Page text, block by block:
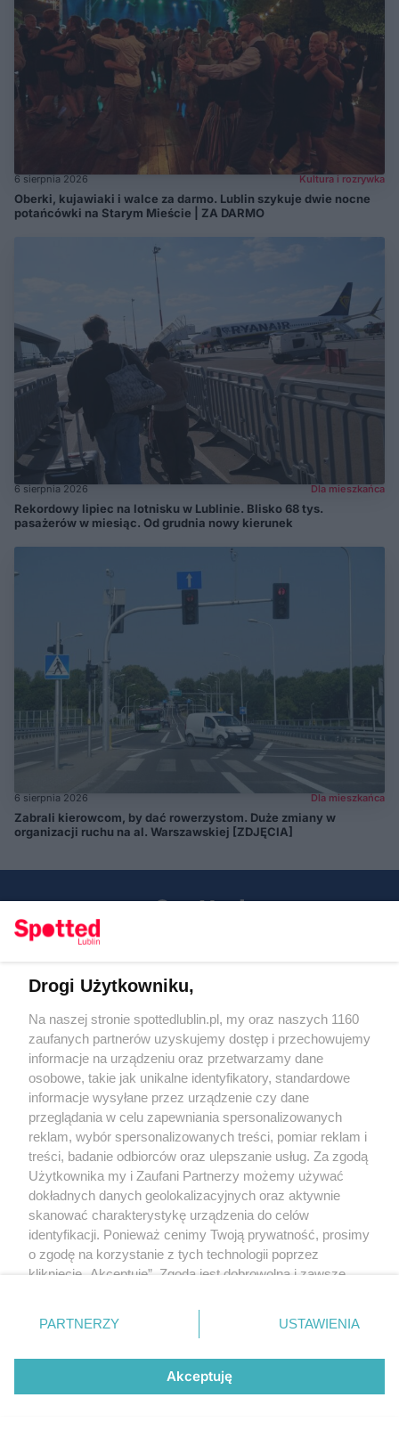
6 sierpnia 2026 Kultura i rozrywka
Oberki, kujawiaki i walce za darmo. Lublin szykuje dwie nocne
potańcówki na Starym Mieście | ZA DARMO
6 sierpnia 2026 Dla mieszkańca
Rekordowy lipiec na lotnisku w Lublinie. Blisko 68 tys.
pasażerów w miesiąc. Od grudnia nowy kierunek
6 sierpnia 2026 Dla mieszkańca
Zabrali kierowcom, by dać rowerzystom. Duże zmiany w
organizacji ruchu na al. Warszawskiej [ZDJĘCIA]
KATEGORIE
OGŁOSZENIA
WYDARZENIA
NA SKRÓTY
Regulamin
Polityka prywatności
RODO
Warunki korzystania z treści
Drogi Użytkowniku,
Na naszej stronie spottedlublin.pl, my oraz naszych 1160
zaufanych partnerów uzyskujemy dostęp i przechowujemy
informacje na urządzeniu oraz przetwarzamy dane
osobowe, takie jak unikalne identyfikatory, standardowe
informacje wysyłane przez urządzenie czy dane
przeglądania w celu zapewniania spersonalizowanych
reklam, wybór spersonalizowanych treści, pomiar reklam i
treści, badanie odbiorców oraz ulepszanie usług. Za zgodą
Użytkownika my i Zaufani Partnerzy możemy używać
dokładnych danych geolokalizacyjnych oraz aktywnie
skanować charakterystykę urządzenia do celów
identyfikacji. Ponieważ cenimy Twoją prywatność, prosimy
o zgodę na korzystanie z tych technologii poprzez
kliknięcie „Akceptuję”. Zgoda jest dobrowolna i zawsze
prywatności znajdujący się w lewym dolnym rogu strony
. Niektóre rodzaje przetwarzania danych nie wymagają
zgody użytkownika, ale masz prawo sprzeciwić się
takiemu przetwarzaniu. Preferencje będą miały
zastosowania tylko na tej witrynie.
PARTNERZY USTAWIENIA
Akceptuję